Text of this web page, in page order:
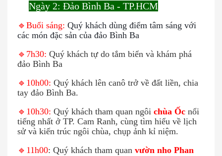
Ngày 2: Đảo Bình Ba - TP.HCM
🔹Buổi sáng: Quý khách dùng điểm tâm sáng với
các món đặc sản của đảo Bình Ba
🔹 7h30: Quý khách tự do tắm biển và khám phá
đảo Bình Ba
🔹 10h00: Quý khách lên canô trở về đất liền, chia
tay đảo Bình Ba.
🔹 10h30: Quý khách tham quan ngôi chùa Ốc nổi
tiếng nhất ở TP. Cam Ranh, cùng tìm hiểu về lịch
sử và kiến trúc ngôi chùa, chụp ảnh kỉ niệm.
🔹 11h00: Quý khách tham quan vườn nho Phan